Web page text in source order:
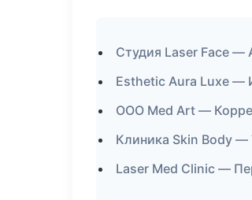
Студия Laser Face —
Esthetic Aura Luxe —
ООО Med Art —
Клиника Skin Body —
Laser Med Clinic —